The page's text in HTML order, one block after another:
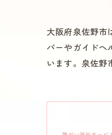
大阪府泉佐野市
パーやガイドヘ
います。泉佐野